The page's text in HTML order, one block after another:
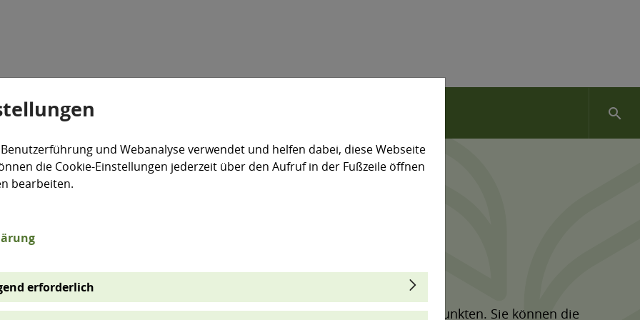
Veranstaltungen search
bei ausgewählten Internetseiten mit umweltthematischen Schwerpunkten. Sie können die
und Webanalyse verwendet und helfen dabei, diese Webseite
die Cookie-Einstellungen jederzeit über den Aufruf in der Fußzeile öffnen
bearbeiten.
erforderlich